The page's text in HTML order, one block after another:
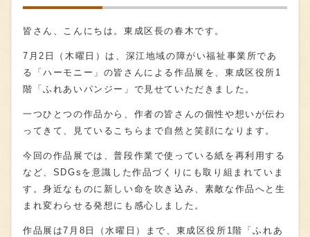
皆さん、こんにちは。東成区長の春木です。
7 月 2 日（木曜日）は、深江地域の障がい福祉事業所であ
る「ハーモニー」の皆さんによる作品展を、東成区役所 1
階「ふれあいパンジー」で見せていただきました。
一つひとつの作品から、作者の皆さんの個性や想いが伝わ
ってきて、見ているこちらまで自然と笑顔になります。
今回の作品展では、普段作業で使っている紙を再利用する
など、 SDGs を意識した作品づくりにも取り組まれていま
す。身近なものに新しい命を吹き込み、素敵な作品へと生
まれ変わらせる発想にも感心しました。
作品展は7 月 8 日（水曜日）まで、東成区役所 1 階「ふれあ